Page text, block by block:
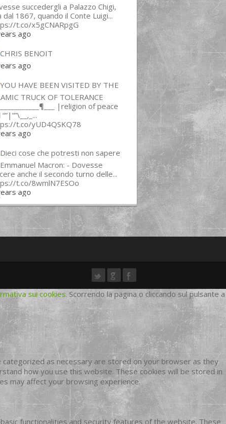
succedergli a Palazzo Chigi,
dal 1867, quando il Conte Luigi...
t.co/x5gCNARpgG
ago
CHRIS BENOIT
ago
YOU HAVE BEEN VISITED BY THE
TRUCK OF TOLERANCE
|religion of peace
t.co/yUD4QSKQ78
ago
Dieci cose che potresti non sapere
Macron: - Dovesse
anche il secondo turno delle...
t.co/8wmlN7ESOo
ago
sui cookies. Scorrendo la pagina o cliccando sul pulsante a
as necessary are stored on your browser as they
how you use this website. These cookies will be stored in
may affect your browsing experience.
functionalities and security features of the website. These